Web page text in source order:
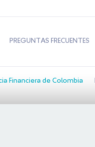
PREGUNTAS FRECUENTES
Financiera de Colombia